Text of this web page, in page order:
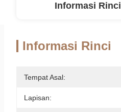
Informasi Rinci
Informasi Rinci
Tempat Asal:
Lapisan: